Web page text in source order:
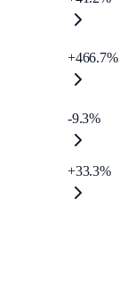
+466.7%
-9.3%
+33.3%